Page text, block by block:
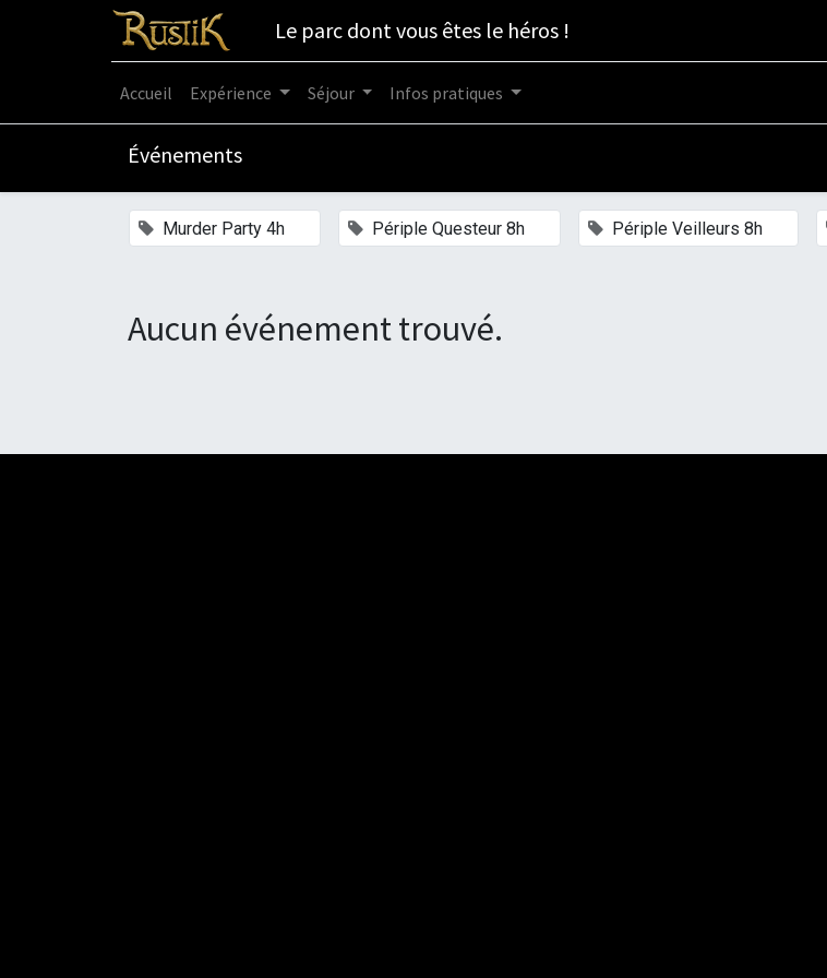
Le parc dont vous êtes le héros !
Accueil Expérience Séjour Infos pratiques
Événements
Murder Party 4h Périple Questeur 8h Périple Veilleurs 8h
Aucun événement trouvé.